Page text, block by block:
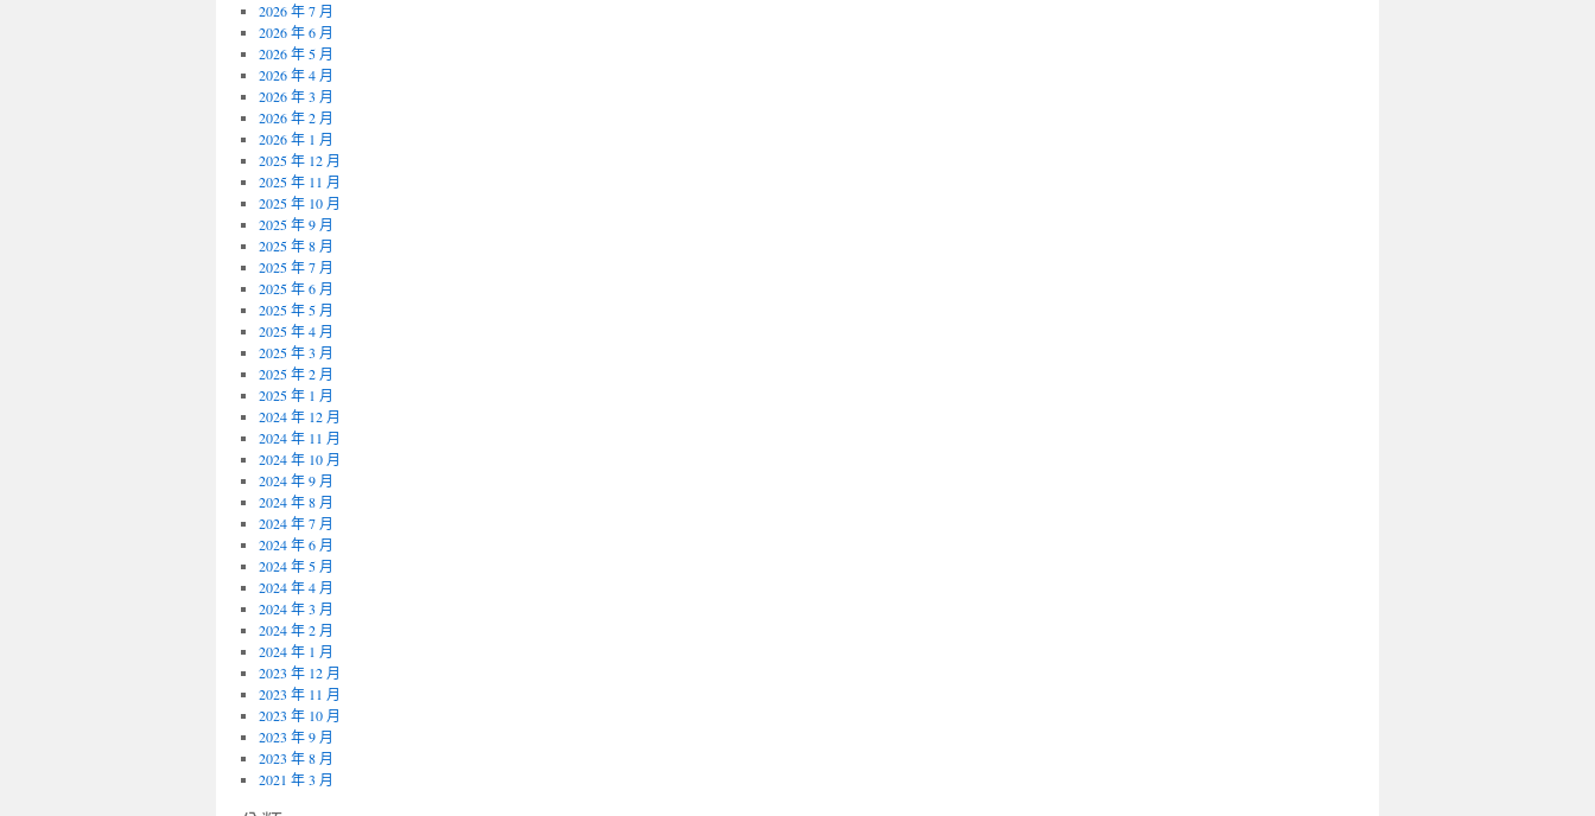
2026 年 7 月
2026 年 6 月
2026 年 5 月
2026 年 4 月
2026 年 3 月
2026 年 2 月
2026 年 1 月
2025 年 12 月
2025 年 11 月
2025 年 10 月
2025 年 9 月
2025 年 8 月
2025 年 7 月
2025 年 6 月
2025 年 5 月
2025 年 4 月
2025 年 3 月
2025 年 2 月
2025 年 1 月
2024 年 12 月
2024 年 11 月
2024 年 10 月
2024 年 9 月
2024 年 8 月
2024 年 7 月
2024 年 6 月
2024 年 5 月
2024 年 4 月
2024 年 3 月
2024 年 2 月
2024 年 1 月
2023 年 12 月
2023 年 11 月
2023 年 10 月
2023 年 9 月
2023 年 8 月
2021 年 3 月